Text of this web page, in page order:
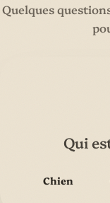
Quelques
Qui
Chien